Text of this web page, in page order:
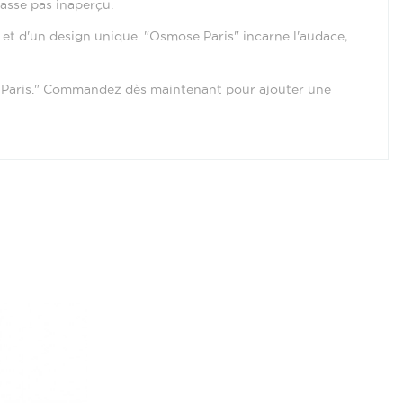
pas inaperçu.
d'un design unique. "Osmose Paris" incarne l'audace,
Commandez dès maintenant pour ajouter une